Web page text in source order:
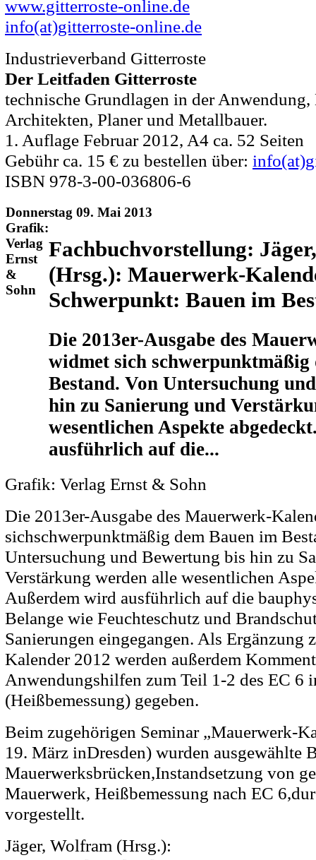
www.gitterroste-online.de
info(at)gitterroste-online.de
Industrieverband Gitterroste
Der Leitfaden Gitterroste
technische Grundlagen in der
Architekten, Planer und Metallbauer.
1. Auflage Februar 2012, A4 ca. 52 Seiten
Gebühr ca. 15 € zu bestellen über:
ISBN 978-3-00-036806-6
Donnerstag 09. Mai 2013
Grafik:
Verlag
Ernst
&
Sohn
Fachbuchvorstellung:
(Hrsg.): Mauerwerk-
Schwerpunkt: Bauen im
Die 2013er-Ausgabe des
widmet sich schwerpunktmäßig
Bestand. Von Untersuchung
hin zu Sanierung und
wesentlichen Aspekte
ausführlich auf die...
Grafik: Verlag Ernst & Sohn
Die 2013er-Ausgabe des Mauerwerk-
sichschwerpunktmäßig dem Bauen im
Untersuchung und Bewertung bis hin zu
Verstärkung werden alle wesentlichen
Außerdem wird ausführlich auf die
Belange wie Feuchteschutz und
Sanierungen eingegangen. Als Ergänzung
Kalender 2012 werden außerdem
Anwendungshilfen zum Teil 1-2 des EC 6
(Heißbemessung) gegeben.
Beim zugehörigen Seminar „Mauerwerk-
19. März inDresden) wurden ausgewählte
Mauerwerksbrücken,Instandsetzung von
Mauerwerk, Heißbemessung nach EC
vorgestellt.
Jäger, Wolfram (Hrsg.):